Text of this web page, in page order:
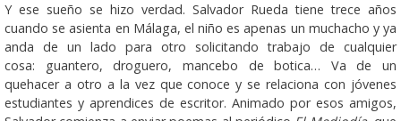
Y ese sueño se hizo verdad. Salvador Rueda tiene trece años
cuando se asienta en Málaga, el niño es apenas un muchacho y ya
anda de un lado para otro solicitando trabajo de cualquier
cosa: guantero, droguero, mancebo de botica… Va de un
quehacer a otro a la vez que conoce y se relaciona con jóvenes
estudiantes y aprendices de escritor. Animado por esos amigos,